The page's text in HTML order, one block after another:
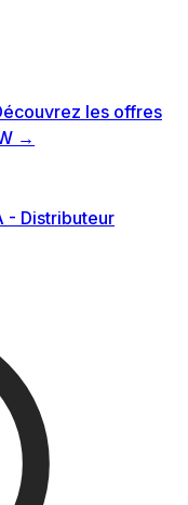
les offres
→
- Distributeur